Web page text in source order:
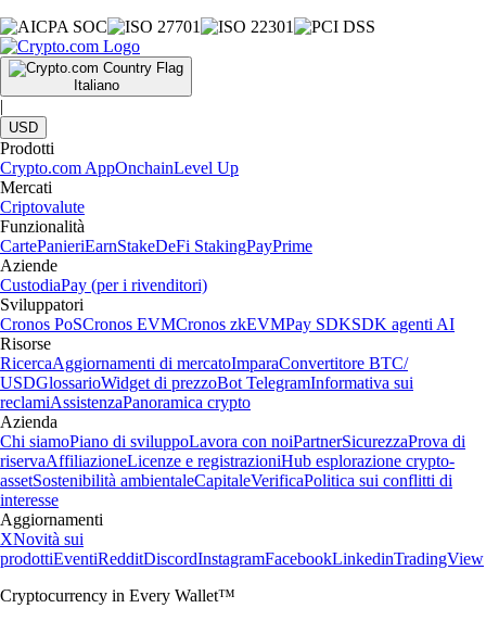
Italiano
|
USD
Prodotti
Crypto.com AppOnchainLevel Up
Mercati
Criptovalute
Funzionalità
CartePanieriEarnStakeDeFi StakingPayPrime
Aziende
CustodiaPay (per i rivenditori)
Sviluppatori
Cronos PoSCronos EVMCronos zkEVMPay SDKSDK agenti AI
Risorse
RicercaAggiornamenti di mercatoImparaConvertitore BTC/
USDGlossarioWidget di prezzoBot TelegramInformativa sui
reclamiAssistenzaPanoramica crypto
Azienda
Chi siamoPiano di sviluppoLavora con noiPartnerSicurezzaProva di
riservaAffiliazioneLicenze e registrazioniHub esplorazione crypto-
assetSostenibilità ambientaleCapitaleVerificaPolitica sui conflitti di
interesse
Aggiornamenti
XNovità sui
prodottiEventiRedditDiscordInstagramFacebookLinkedinTradingView
Cryptocurrency in Every Wallet™